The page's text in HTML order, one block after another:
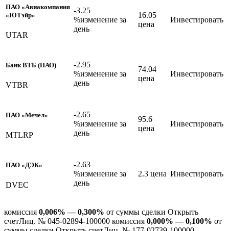
ПАО «Авиакомпания
«ЮТэйр»
UTAR
-3.25
%изменение за
день
16.05
цена
Инвестировать
Банк ВТБ (ПАО)
VTBR
-2.95
%изменение за
день
74.04
цена
Инвестировать
ПАО «Мечел»
MTLRP
-2.65
%изменение за
день
95.6
цена
Инвестировать
ПАО «ДЭК»
DVEC
-2.63
%изменение за
день
2.3 цена Инвестировать
комиссия 0,006% — 0,300% от суммы сделки Открыть
счетЛиц. № 045-02894-100000 комиссия 0,000% — 0,100% от